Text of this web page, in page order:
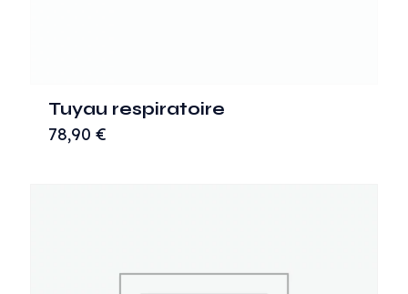
Tuyau respiratoire
78,90 €